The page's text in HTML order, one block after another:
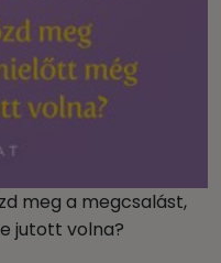
meg a megcsalást,
jutott volna?